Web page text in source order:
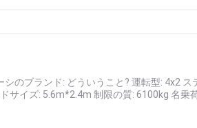
のブランド: どういうこと? 運転型: 4x2 ス
イズ: 5.6m*2.4m 制限の質: 6100kg 名乗